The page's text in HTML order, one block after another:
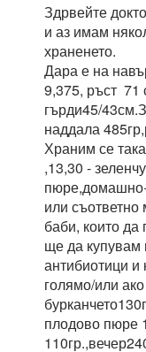
Здрвейте
и аз имам
храненето.
Дара е на
9,375, ръст 71
гърди45/
наддала
Храним се
,13,30 -
или
баби, които да
ще да купувам
антибиотици
голямо/или
плодово пюре